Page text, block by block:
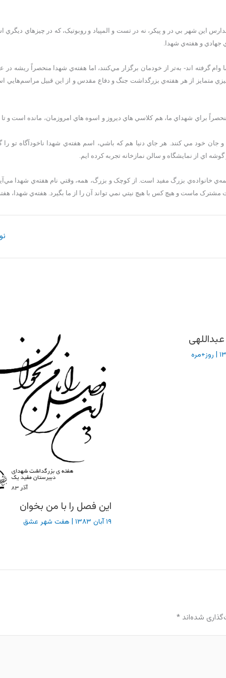
اين شهر بي در و پيکر، نه در تست و المپياد و روبوتيک، که در چيزهاي
جهادي و هفته‌ي شهدا.
گرفته اند- به‌تر از خودمان برگزار مي‌کنند، اما هفته‌ي شهدا منحصراً ريشه
متمايز از هر هفته‌ي بزرگداشت جنگ و دفاع مقدس و از اين قبيل مراسم‌هايي
براي شهداي ما، هم کلاسي هاي ديروز و اسوه هاي امروزمان، مانده است و
جان خود مي کنند. هر جاي دنيا هم که باشي، اسم هفته‌ي شهدا ناخودآگاه تو را
اي از نمايشگاه و سالن نمازخانه تجربه کرده ايم.
خانواده‌ي بزرگ مفید است. از کوچک و بزرگ، همه، وقتي نام هفته‌ي شهدا
ماست و هيچ کس با هيچ نيتي نمي تواند آن را از ما بگيرد. هفته‌ي شهدا،
| روز+مره
این فصل را با من بخوان
۱۹ آبان ۱۳۸۳ | هفت شهر عشق
شده‌اند *